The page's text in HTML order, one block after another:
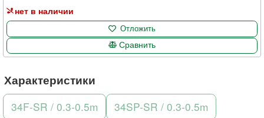
Характеристики
34F-SR / 0.3-0.5m
34SP-SR / 0.3-0.5m
нет в наличии
Отложить
Сравнить